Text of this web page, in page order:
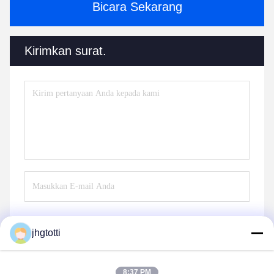
Bicara Sekarang
Kirimkan surat.
jhgtotti
8:37 PM